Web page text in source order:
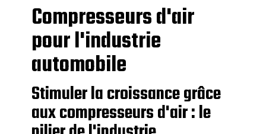
Compresseurs d'air
pour l'industrie
automobile
Stimuler la croissance grâce
aux compresseurs d'air : le